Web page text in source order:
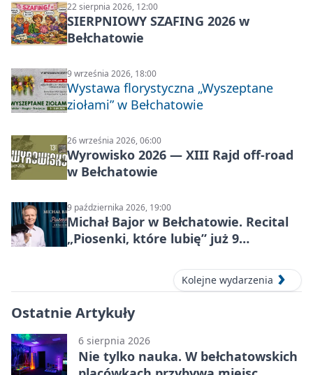
22 sierpnia 2026, 12:00
SIERPNIOWY SZAFING 2026 w
Bełchatowie
9 września 2026, 18:00
Wystawa florystyczna „Wyszeptane
ziołami” w Bełchatowie
26 września 2026, 06:00
Wyrowisko 2026 — XIII Rajd off‑road
w Bełchatowie
9 października 2026, 19:00
Michał Bajor w Bełchatowie. Recital
„Piosenki, które lubię” już 9
Kolejne wydarzenia
Ostatnie Artykuły
6 sierpnia 2026
Nie tylko nauka. W bełchatowskich